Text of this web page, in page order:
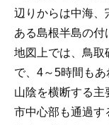
辺りからは中海、
ある島根半島の付
地図上では、鳥取
で、4～5時間も
山陰を横断する
市中心部も通過す